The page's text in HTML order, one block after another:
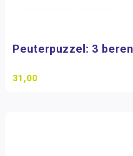
Peuterpuzzel: 3 beren
31,00